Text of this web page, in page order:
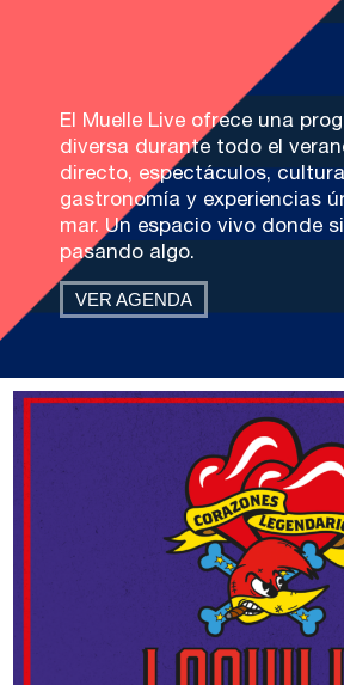
El Muelle Live ofrece una
diversa durante todo el
directo, espectáculos,
gastronomía y experiencias
mar. Un espacio vivo donde
pasando algo.
VER AGENDA